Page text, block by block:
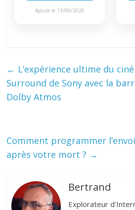
Ajouté le 13/06/2026
← L’expérience ultime du
Surround de Sony avec la
Dolby Atmos
Comment programmer
après votre mort ? →
Bertrand
Explorateur